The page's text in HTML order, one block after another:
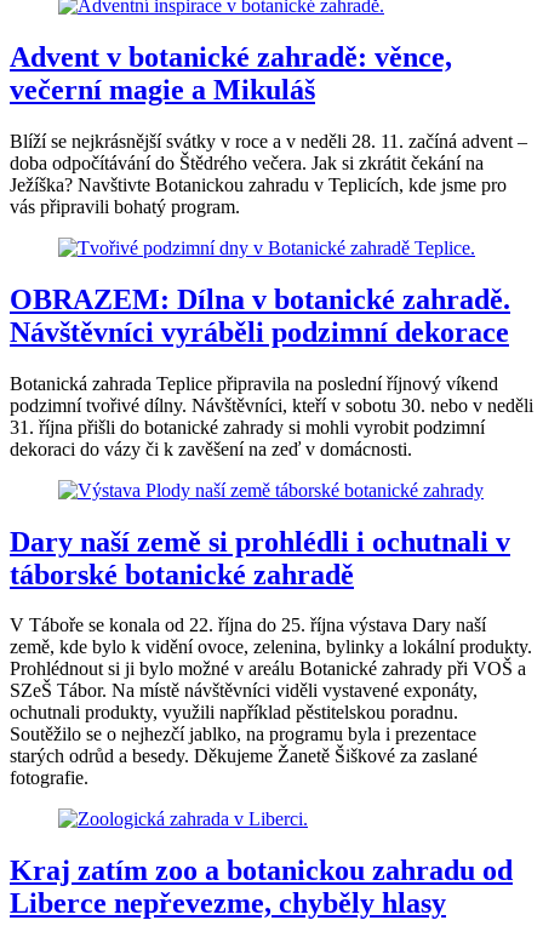
Advent v botanické zahradě: věnce,
večerní magie a Mikuláš
Blíží se nejkrásnější svátky v roce a v neděli 28. 11. začíná advent –
doba odpočítávání do Štědrého večera. Jak si zkrátit čekání na
Ježíška? Navštivte Botanickou zahradu v Teplicích, kde jsme pro
vás připravili bohatý program.
OBRAZEM: Dílna v botanické zahradě.
Návštěvníci vyráběli podzimní dekorace
Botanická zahrada Teplice připravila na poslední říjnový víkend
podzimní tvořivé dílny. Návštěvníci, kteří v sobotu 30. nebo v neděli
31. října přišli do botanické zahrady si mohli vyrobit podzimní
dekoraci do vázy či k zavěšení na zeď v domácnosti.
Dary naší země si prohlédli i ochutnali v
táborské botanické zahradě
V Táboře se konala od 22. října do 25. října výstava Dary naší
země, kde bylo k vidění ovoce, zelenina, bylinky a lokální produkty.
Prohlédnout si ji bylo možné v areálu Botanické zahrady při VOŠ a
SZeŠ Tábor. Na místě návštěvníci viděli vystavené exponáty,
ochutnali produkty, využili například pěstitelskou poradnu.
Soutěžilo se o nejhezčí jablko, na programu byla i prezentace
starých odrůd a besedy. Děkujeme Žanetě Šiškové za zaslané
fotografie.
Kraj zatím zoo a botanickou zahradu od
Liberce nepřevezme, chyběly hlasy